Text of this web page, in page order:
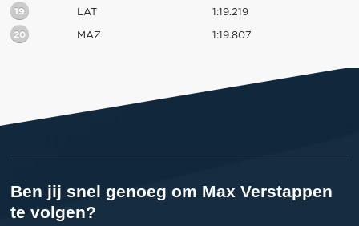
19 LAT 1:19.219
20 MAZ 1:19.807
Ben jij snel genoeg om Max Verstappen
te volgen?